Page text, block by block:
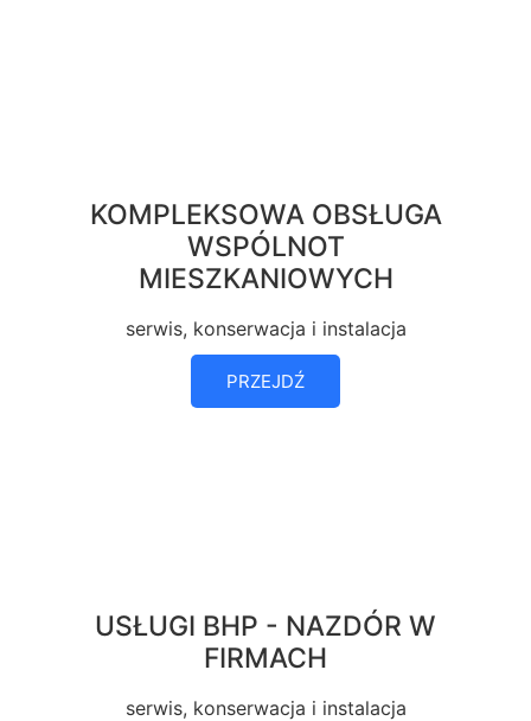
KOMPLEKSOWA OBSŁUGA
WSPÓLNOT
MIESZKANIOWYCH
serwis, konserwacja i instalacja
PRZEJDŹ
USŁUGI BHP - NAZDÓR W
FIRMACH
serwis, konserwacja i instalacja